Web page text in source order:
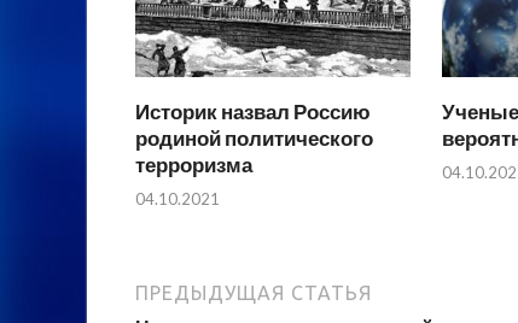
Историк назвал Россию
родиной политического
терроризма
04.10.2021
ПРЕДЫДУЩАЯ СТАТЬЯ